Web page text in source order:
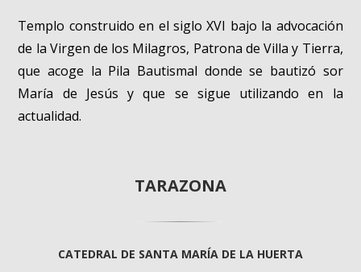
Templo construido en el siglo XVI bajo la advocación
de la Virgen de los Milagros, Patrona de Villa y Tierra,
que acoge la Pila Bautismal donde se bautizó sor
María de Jesús y que se sigue utilizando en la
actualidad.
TARAZONA
CATEDRAL DE SANTA MARÍA DE LA HUERTA